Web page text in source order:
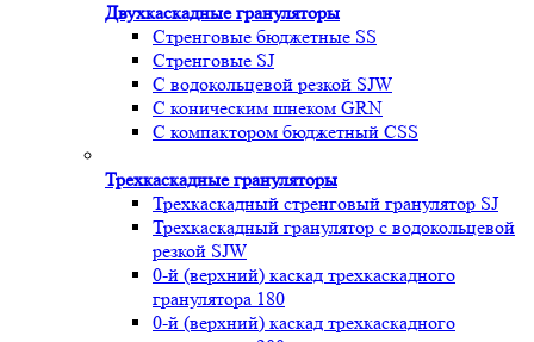
Двухкаскадные грануляторы
Стренговые бюджетные SS
Стренговые SJ
С водокольцевой резкой SJW
С коническим шнеком GRN
С компактором бюджетный CSS
Трехкаскадные грануляторы
Трехкаскадный стренговый гранулятор SJ
Трехкаскадный гранулятор с водокольцевой
резкой SJW
0-й (верхний) каскад трехкаскадного
гранулятора 180
0-й (верхний) каскад трехкаскадного